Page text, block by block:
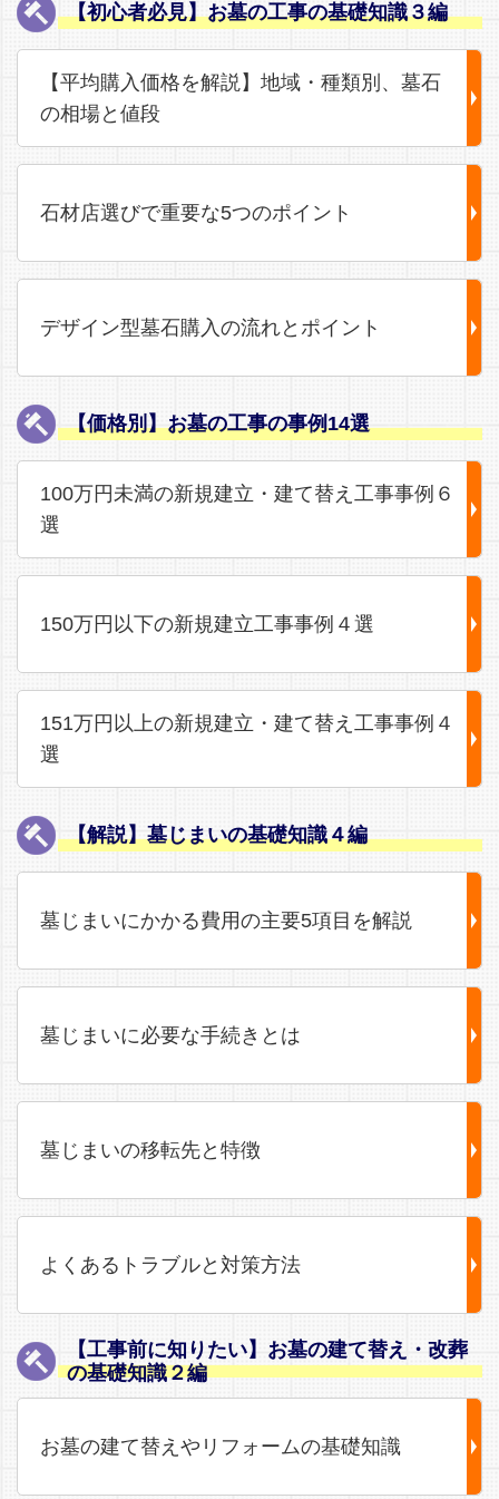
【初心者必見】お墓の工事の基礎知識３編
【平均購入価格を解説】地域・種類別、墓石
の相場と値段
石材店選びで重要な5つのポイント
デザイン型墓石購入の流れとポイント
【価格別】お墓の工事の事例14選
100万円未満の新規建立・建て替え工事事例６
選
150万円以下の新規建立工事事例４選
151万円以上の新規建立・建て替え工事事例４
選
【解説】墓じまいの基礎知識４編
墓じまいにかかる費用の主要5項目を解説
墓じまいに必要な手続きとは
墓じまいの移転先と特徴
よくあるトラブルと対策方法
【工事前に知りたい】お墓の建て替え・改葬
の基礎知識２編
お墓の建て替えやリフォームの基礎知識